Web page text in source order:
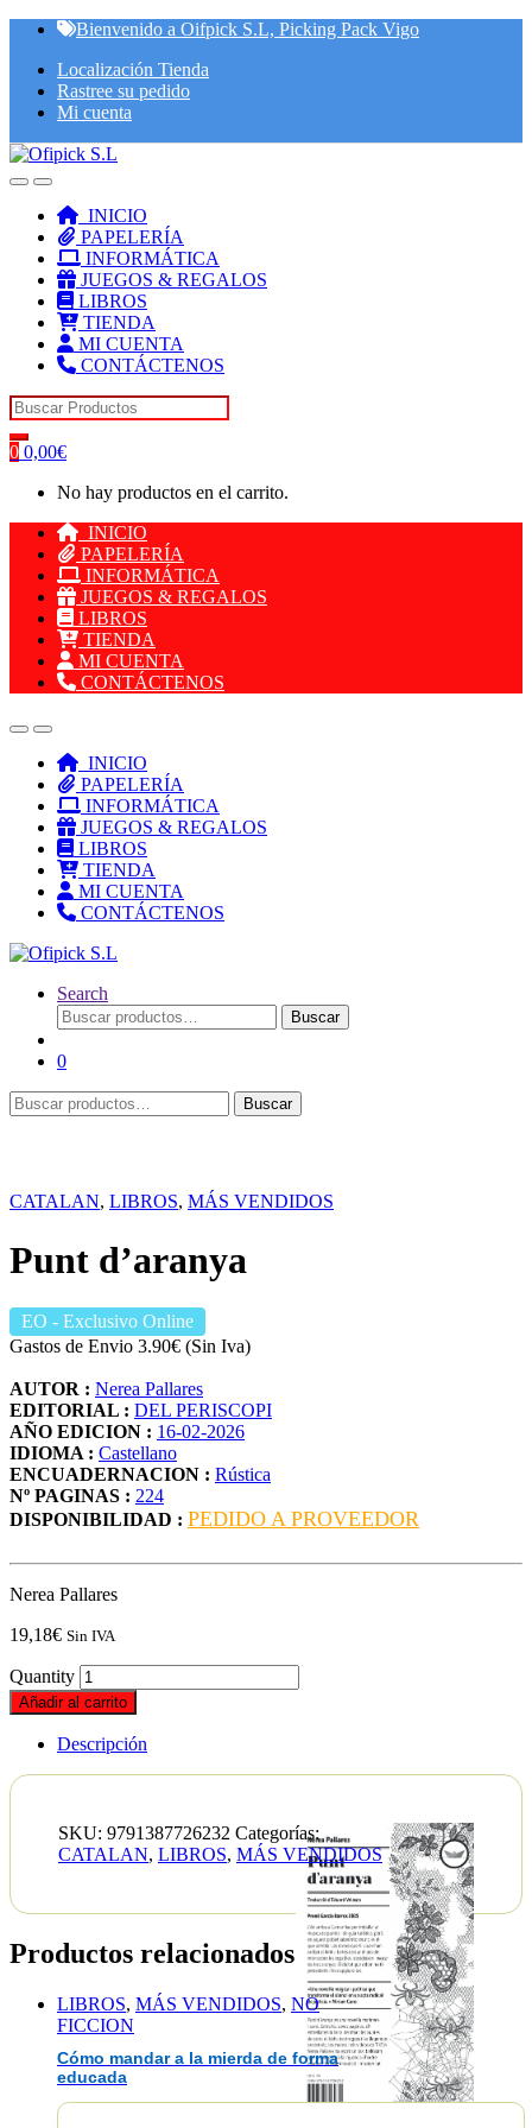
Skip
navigation
Skip
content
Bienvenido a Oifpick S.L, Picking Pack Vigo
Localización Tienda
Rastree su pedido
Mi cuenta
INICIO
PAPELERÍA
INFORMÁTICA
JUEGOS & REGALOS
LIBROS
TIENDA
MI CUENTA
CONTÁCTENOS
Search for:
0 0,00€
No hay productos en el carrito.
INICIO
PAPELERÍA
INFORMÁTICA
JUEGOS & REGALOS
LIBROS
TIENDA
MI CUENTA
CONTÁCTENOS
INICIO
PAPELERÍA
INFORMÁTICA
JUEGOS & REGALOS
LIBROS
TIENDA
MI CUENTA
CONTÁCTENOS
Search
Buscar
por:
Buscar
0
Buscar
por:
Buscar
CATALAN, LIBROS, MÁS VENDIDOS
Punt d’aranya
EO - Exclusivo Online
Gastos de Envio 3.90€ (Sin Iva)
AUTOR : Nerea Pallares
EDITORIAL : DEL PERISCOPI
AÑO EDICION : 16-02-2026
IDIOMA : Castellano
ENCUADERNACION : Rústica
Nº PAGINAS : 224
DISPONIBILIDAD : PEDIDO A PROVEEDOR
Nerea Pallares
19,18€ Sin IVA
Quantity
Añadir al carrito
Descripción
SKU: 9791387726232 Categorías:
CATALAN, LIBROS, MÁS VENDIDOS
Productos relacionados
LIBROS, MÁS VENDIDOS, NO
FICCION
Cómo mandar a la mierda de forma
educada